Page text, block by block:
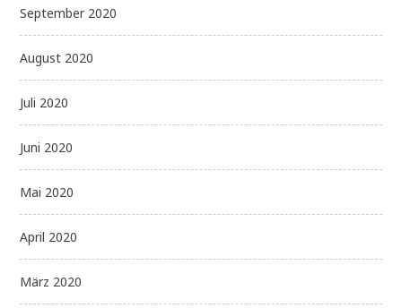
September 2020
August 2020
Juli 2020
Juni 2020
Mai 2020
April 2020
März 2020